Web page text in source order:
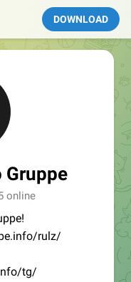
DOWNLOAD
Gruppe
online
rulz/
tg/